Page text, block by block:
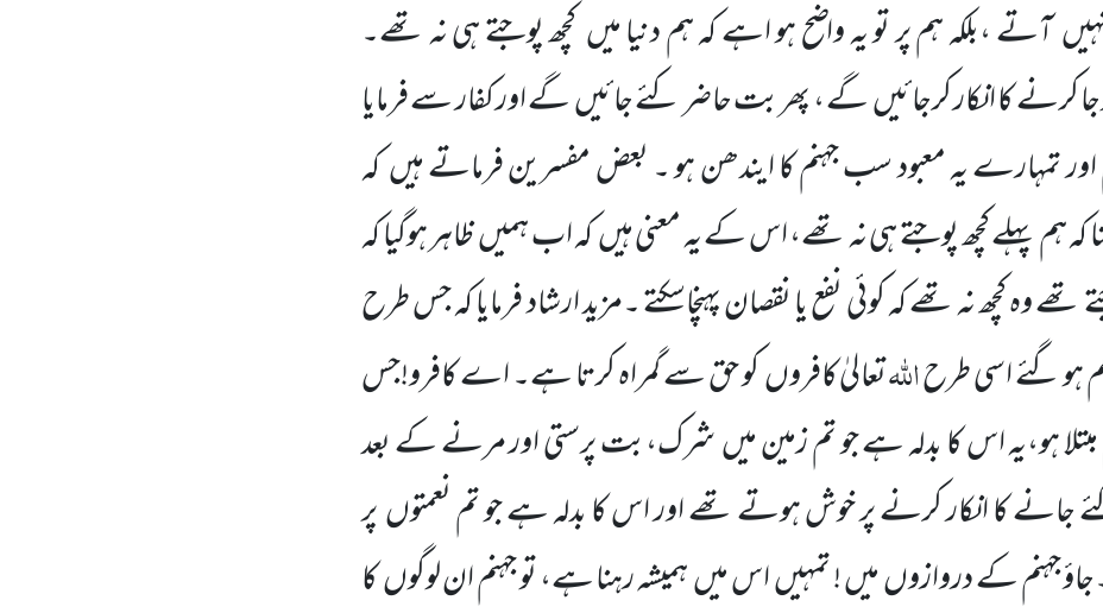
آتے ،بلکہ ہم پر تو یہ واضح ہو اہے کہ ہم دنیا میں کچھ پوجتے ہی نہ تھے۔
کرنے کا انکار کرجائیںگے ، پھر بت حاضر کئے جائیںگے اور کفار سے فرمایا
تمہارے یہ معبود سب جہنم کا ایندھن ہو ۔ بعض مفسرین فرماتے ہیںکہ
کہ ہم پہلے کچھ پوجتے ہی نہ تھے، اس کے یہ معنی ہیںکہ اب ہمیںظاہر ہوگیا کہ
وہ کچھ نہ تھے کہ کوئی نفع یا نقصان پہنچاسکتے ۔مزیدارشاد فرمایا کہ جس طرح
گئے اسی طرحاللہتعالیٰ کافروںکو حق سے گمراہ کرتا ہے۔ اے کافرو!جس
ہو،یہ اس کا بدلہ ہے جو تم زمین میںشرک،بت پرستی اور مرنے کے بعد
جانے کا انکار کرنے پر خوش ہوتے تھے اور اس کا بدلہ ہے جو تم نعمتوںپر
جہنم کے دروازوںمیں ! تمہیںاس میںہمیشہ رہنا ہے، تو جہنم ان لوگوںکا